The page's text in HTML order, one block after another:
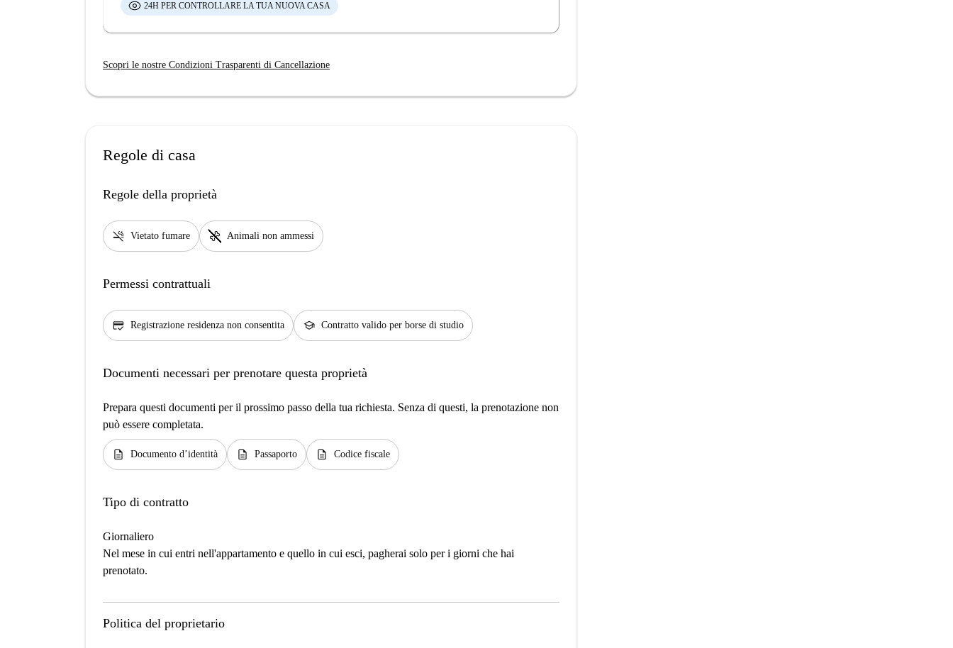
24H PER CONTROLLARE LA TUA NUOVA CASA
Scopri le nostre Condizioni Trasparenti di Cancellazione
Regole di casa
Regole della proprietà
smoke_free Vietato fumare pet_supplies Animali non ammessi
Permessi contrattuali
credit_score Registrazione residenza non consentita school Contratto valido per borse di studio
Documenti necessari per prenotare questa proprietà
Prepara questi documenti per il prossimo passo della tua richiesta. Senza di questi, la prenotazione non
può essere completata.
description Documento d’identità description Passaporto description Codice fiscale
Tipo di contratto
Giornaliero
Nel mese in cui entri nell'appartamento e quello in cui esci, pagherai solo per i giorni che hai
prenotato.
Politica del proprietario